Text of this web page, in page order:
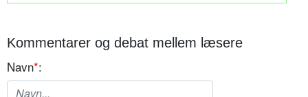
Kommentarer og debat mellem læsere
Navn*: